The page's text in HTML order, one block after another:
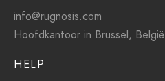
info@rugnosis.com
Hoofdkantoor in Brussel, België
HELP